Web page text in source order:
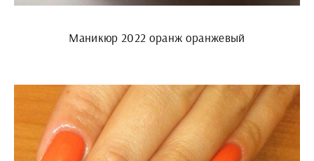
Маникюр 2022 оранж оранжевый